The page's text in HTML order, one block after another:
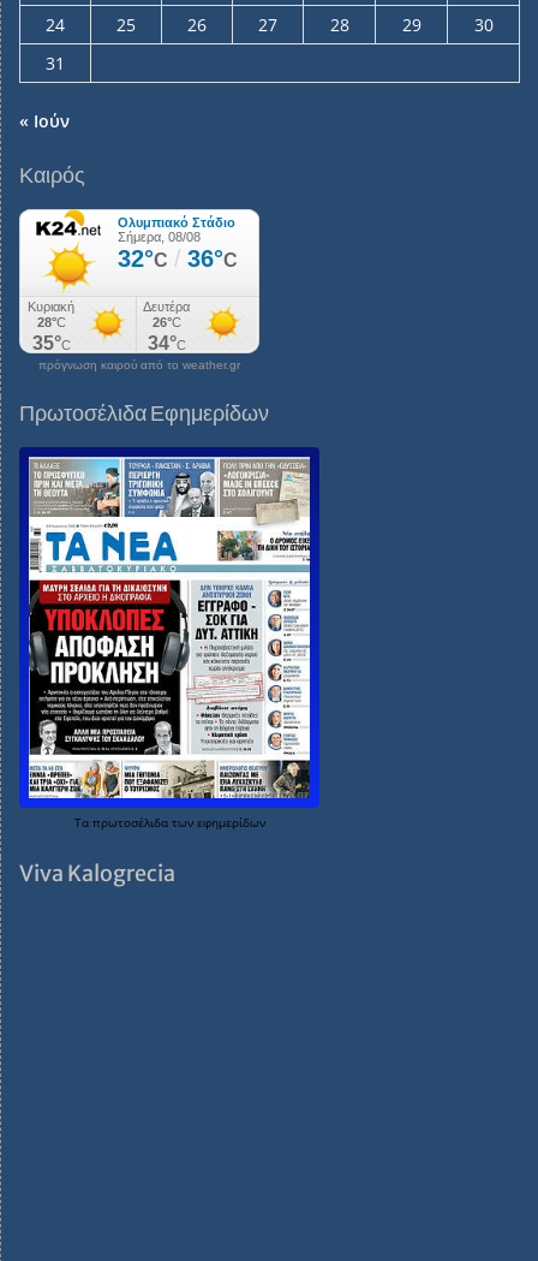
24
25 26 27 28 29
30
31
« Ιούν
Καιρός
πρόγνωση καιρού από το weather.gr
Πρωτοσέλιδα Εφημερίδων
Τα πρωτοσέλιδα των εφημερίδων
Viva Kalogrecia